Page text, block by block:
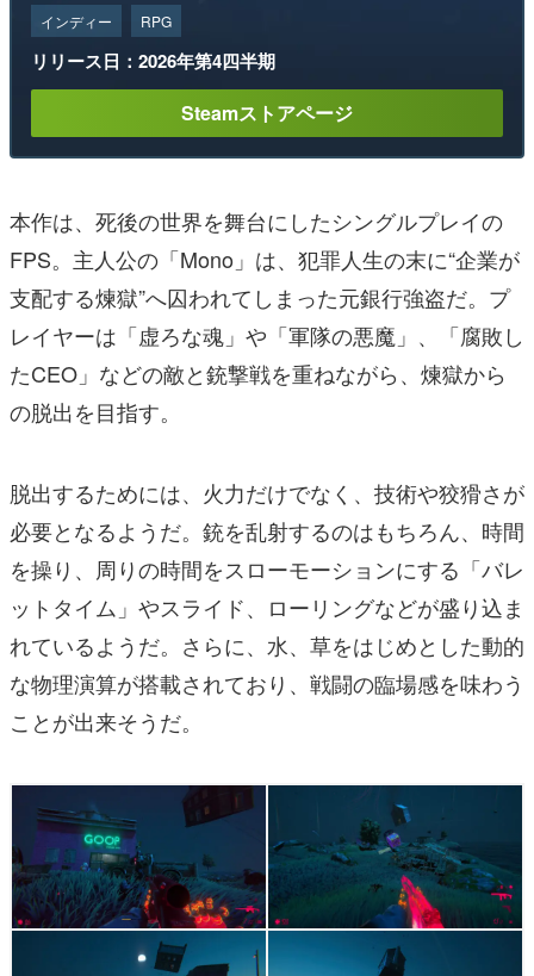
インディー RPG
リリース日：2026年第4四半期
Steamストアページ
本作は、死後の世界を舞台にしたシングルプレイの
FPS。主人公の「Mono」は、犯罪人生の末に“企業が
支配する煉獄”へ囚われてしまった元銀行強盗だ。プ
レイヤーは「虚ろな魂」や「軍隊の悪魔」、「腐敗し
たCEO」などの敵と銃撃戦を重ねながら、煉獄から
の脱出を目指す。
脱出するためには、火力だけでなく、技術や狡猾さが
必要となるようだ。銃を乱射するのはもちろん、時間
を操り、周りの時間をスローモーションにする「バレ
ットタイム」やスライド、ローリングなどが盛り込ま
れているようだ。さらに、水、草をはじめとした動的
な物理演算が搭載されており、戦闘の臨場感を味わう
ことが出来そうだ。